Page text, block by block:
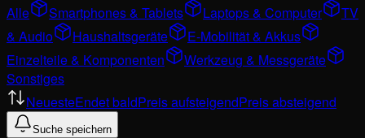
Alle
Smartphones & Tablets Laptops & Computer
TV
& Audio
Haushaltsgeräte
E-Mobilität & Akkus
Einzelteile & Komponenten
Werkzeug & Messgeräte
Sonstiges
NeuesteEndet baldPreis aufsteigendPreis absteigend
Suche speichern